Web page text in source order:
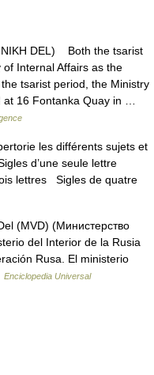
DEL) Both the tsarist
Internal Affairs as the
tsarist period, the Ministry
at 16 Fontanka Quay in …
les différents sujets et
d’une seule lettre
lettres Sigles de quatre
(MVD) (Министерство
del Interior de la Rusia
Rusa. El ministerio
Enciclopedia Universal